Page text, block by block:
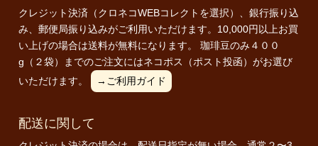
クレジット決済（クロネコWEBコレクトを選択）、銀行振り込
み、郵便局振り込みがご利用いただけます。10,000円以上お買
い上げの場合は送料が無料になります。 珈琲豆のみ４００
g（２袋）までのご注文にはネコポス（ポスト投函）がお選び
いただけます。
→ご利用ガイド
配送に関して